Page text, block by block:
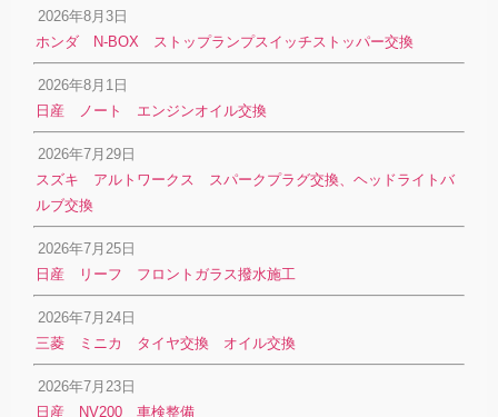
2026年8月3日
ホンダ N-BOX ストップランプスイッチストッパー交換
2026年8月1日
日産 ノート エンジンオイル交換
2026年7月29日
スズキ アルトワークス スパークプラグ交換、ヘッドライトバ
ルブ交換
2026年7月25日
日産 リーフ フロントガラス撥水施工
2026年7月24日
三菱 ミニカ タイヤ交換 オイル交換
2026年7月23日
日産 NV200 車検整備